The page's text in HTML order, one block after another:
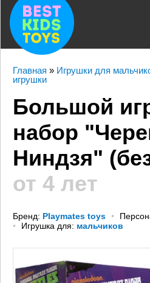
Главная » Игрушки для
игрушки
Большой
набор
Ниндзя"
от 4 лет
Бренд: Playmates toys
Игрушка для: мальчиков